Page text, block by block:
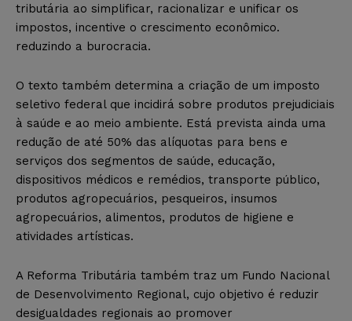
tributária ao simplificar, racionalizar e unificar os
impostos, incentive o crescimento econômico.
reduzindo a burocracia.
O texto também determina a criação de um imposto
seletivo federal que incidirá sobre produtos prejudiciais
à saúde e ao meio ambiente. Está prevista ainda uma
redução de até 50% das alíquotas para bens e
serviços dos segmentos de saúde, educação,
dispositivos médicos e remédios, transporte público,
produtos agropecuários, pesqueiros, insumos
agropecuários, alimentos, produtos de higiene e
atividades artísticas.
A Reforma Tributária também traz um Fundo Nacional
de Desenvolvimento Regional, cujo objetivo é reduzir
desigualdades regionais ao promover